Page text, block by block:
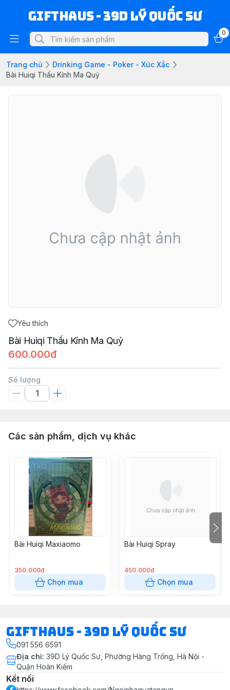
Gifthaus - 39D Lý Quốc Sư
0
Trang chủ
Drinking Game - Poker - Xúc Xắc
Bài Huiqi Thấu Kính Ma Quỷ
Yêu thích
Bài Huiqi Thấu Kính Ma Quỷ
600.000đ
Số lượng
Các sản phẩm, dịch vụ khác
Bài Huiqi Maxiaomo
350.000đ
Chọn mua
Bài Huiqi Spray
450.000đ
Chọn mua
Gifthaus - 39D Lý Quốc Sư
091 556 6591
Địa chỉ: 39D Lý Quốc Sư, Phường Hàng Trống, Hà Nội -
Quận Hoàn Kiếm
Kết nối